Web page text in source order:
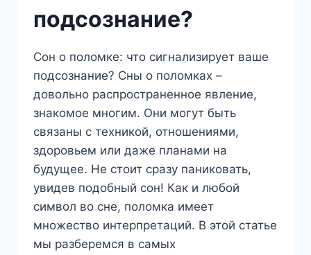
подсознание?
Сон о поломке: что сигнализирует ваше
подсознание? Сны о поломках –
довольно распространенное явление,
знакомое многим. Они могут быть
связаны с техникой, отношениями,
здоровьем или даже планами на
будущее. Не стоит сразу паниковать,
увидев подобный сон! Как и любой
символ во сне, поломка имеет
множество интерпретаций. В этой статье
мы разберемся в самых